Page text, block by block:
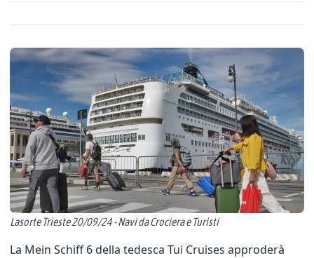
Lasorte Trieste 20/09/24 - Navi da Crociera e Turisti
La Mein Schiff 6 della tedesca Tui Cruises approderà